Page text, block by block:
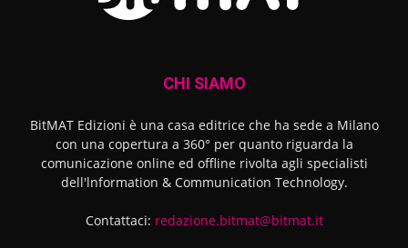
CHI SIAMO
BitMAT Edizioni è una casa editrice che ha sede a Milano
con una copertura a 360° per quanto riguarda la
comunicazione online ed offline rivolta agli specialisti
dell'lnformation & Communication Technology.
Contattaci: redazione.bitmat@bitmat.it